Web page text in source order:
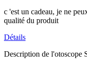
c 'est un cadeau, je ne
qualité du produit
Détails
Description de